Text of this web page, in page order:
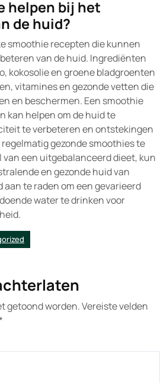
helpen bij het
de huid?
smoothie recepten die kunnen
van de huid. Ingrediënten
kokosolie en groene bladgroenten
vitamines en gezonde vetten die
en beschermen. Een smoothie
kan helpen om de huid te
te verbeteren en ontstekingen
gezonde smoothies te
een uitgebalanceerd dieet, kun
en gezonde huid van
te raden om een gevarieerd
water te drinken voor
getoond worden.Vereiste velden